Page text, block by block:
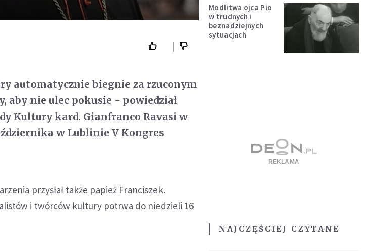
automatycznie biegnie za rzuconym
aby nie ulec pokusie - powiedział
Kultury kard. Gianfranco Ravasi w
w Lublinie V Kongres
przysłał także papież Franciszek.
i twórców kultury potrwa do niedzieli 16
Modlitwa ojca Pio
w trudnych i
beznadziejnych
sytuacjach
NAJCZĘŚCIEJ CZYTANE